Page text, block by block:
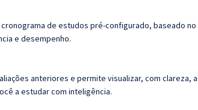
cronograma de estudos pré-configurado, baseado
e desempenho.
anteriores e permite visualizar, com clareza,
a estudar com inteligência.